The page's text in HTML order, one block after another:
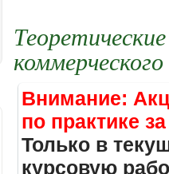
Внимание:
по практике
Только в
курсовую